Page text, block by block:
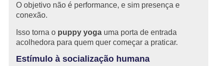
O objetivo não é performance, e sim presença e
conexão.
Isso torna o puppy yoga uma porta de entrada
acolhedora para quem quer começar a praticar.
Estímulo à socialização humana